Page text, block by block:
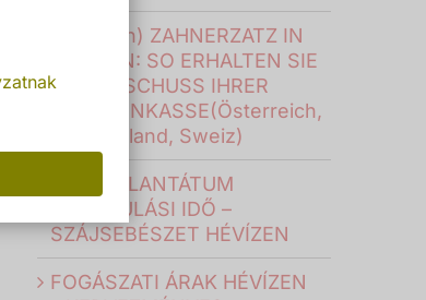
(Deutsch) ZAHNERZATZ IN
UNGARN: SO ERHALTEN SIE
DEN ZUSCHUSS IHRER
KRANKENKASSE(Österreich,
Deutschland, Sweiz)
FOGIMPLANTÁTUM
GYÓGYULÁSI IDŐ –
SZÁJSEBÉSZET HÉVÍZEN
FOGÁSZATI ÁRAK HÉVÍZEN